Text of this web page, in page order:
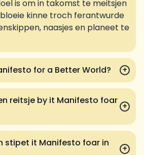
is om in takomst te meitsjen
kinne troch ferantwurde
naasjes en planeet te
for a Better World? +
reitsje by it Manifesto foar
+
stipet it Manifesto foar in
+